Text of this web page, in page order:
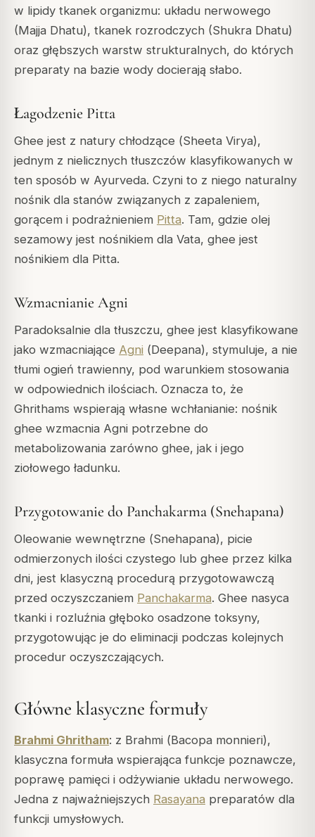
w lipidy tkanek organizmu: układu nerwowego
(Majja Dhatu), tkanek rozrodczych (Shukra Dhatu)
oraz głębszych warstw strukturalnych, do których
preparaty na bazie wody docierają słabo.
Łagodzenie Pitta
Ghee jest z natury chłodzące (Sheeta Virya),
jednym z nielicznych tłuszczów klasyfikowanych w
ten sposób w Ayurveda. Czyni to z niego naturalny
nośnik dla stanów związanych z zapaleniem,
gorącem i podrażnieniem Pitta. Tam, gdzie olej
sezamowy jest nośnikiem dla Vata, ghee jest
nośnikiem dla Pitta.
Wzmacnianie Agni
Paradoksalnie dla tłuszczu, ghee jest klasyfikowane
jako wzmacniające Agni (Deepana), stymuluje, a nie
tłumi ogień trawienny, pod warunkiem stosowania
w odpowiednich ilościach. Oznacza to, że
Ghrithams wspierają własne wchłanianie: nośnik
ghee wzmacnia Agni potrzebne do
metabolizowania zarówno ghee, jak i jego
ziołowego ładunku.
Przygotowanie do Panchakarma (Snehapana)
Oleowanie wewnętrzne (Snehapana), picie
odmierzonych ilości czystego lub ghee przez kilka
dni, jest klasyczną procedurą przygotowawczą
przed oczyszczaniem Panchakarma. Ghee nasyca
tkanki i rozluźnia głęboko osadzone toksyny,
przygotowując je do eliminacji podczas kolejnych
procedur oczyszczających.
Główne klasyczne formuły
Brahmi Ghritham: z Brahmi (Bacopa monnieri),
klasyczna formuła wspierająca funkcje poznawcze,
poprawę pamięci i odżywianie układu nerwowego.
Jedna z najważniejszych Rasayana preparatów dla
funkcji umysłowych.